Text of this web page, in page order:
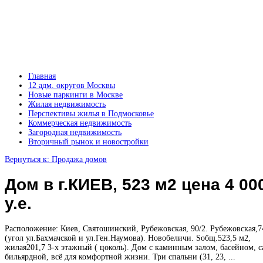
Главная
12 адм. округов Москвы
Новые паркинги в Москве
Жилая недвижимость
Перспективы жилья в Подмосковье
Коммерческая недвижимость
Загородная недвижимость
Вторичный рынок и новостройки
Вернуться к: Продажа домов
Дом в г.КИЕВ, 523 м2 цена 4
у.е.
Расположение: Киев, Святошинский, Рубежовская, 90/2.
(угол ул.Бахмачской и ул.Ген.Наумова). Новобеличи. Sобщ.523,5 м2,
жилая201,7 3-х этажный ( цоколь). Дом с каминным залом, басейном,
бильярдной, всё для комфортной жизни. Три спальни (31, 23, ...